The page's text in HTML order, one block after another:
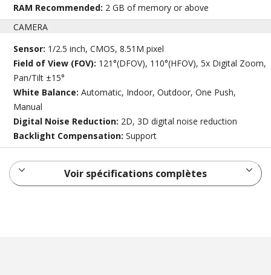
RAM Recommended: 2 GB of memory or above
CAMERA
Sensor: 1/2.5 inch, CMOS, 8.51M pixel
Field of View (FOV): 121°(DFOV), 110°(HFOV), 5x Digital Zoom,
Pan/Tilt ±15°
White Balance:Automatic, Indoor, Outdoor, One Push,
Manual
Digital Noise Reduction: 2D, 3D digital noise reduction
Backlight Compensation:Support
Voir spécifications complètes